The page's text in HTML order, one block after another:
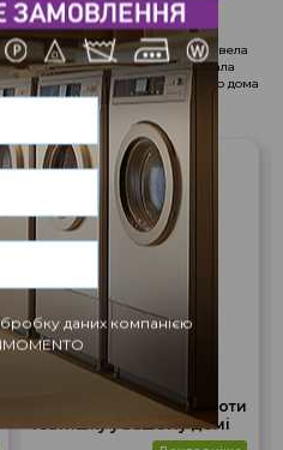
детей наша команда привела
детские площадки и порадовала
и дружней семьи детского дома
Клінінг - запорука чистоти
і затишку у вашому домі
даних компанією